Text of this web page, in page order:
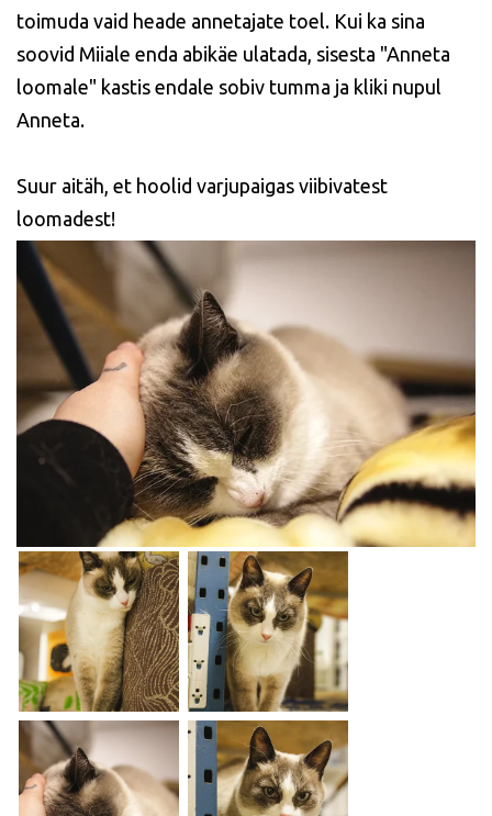
toimuda vaid heade annetajate toel. Kui ka sina
soovid Miiale enda abikäe ulatada, sisesta "Anneta
loomale" kastis endale sobiv tumma ja kliki nupul
Anneta.
Suur aitäh, et hoolid varjupaigas viibivatest
loomadest!